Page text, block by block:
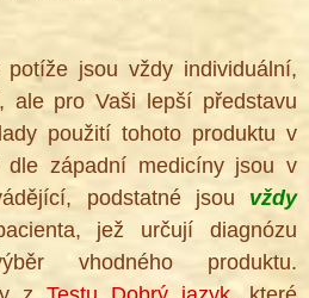
jsou vždy individuální,
ale pro Vaši lepší představu
použití tohoto produktu v
dle západní medicíny jsou v
podstatné jsou vždy
jež určují diagnózu
vhodného produktu.